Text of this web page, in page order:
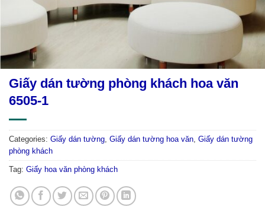
Giấy dán tường phòng khách hoa văn
6505-1
Categories: Giấy dán tường, Giấy dán tường hoa văn, Giấy dán tường
phòng khách
Tag: Giấy hoa văn phòng khách